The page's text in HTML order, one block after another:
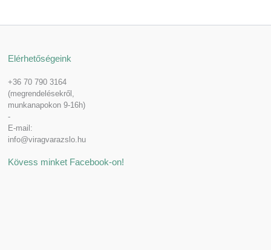
Elérhetőségeink
+36 70 790 3164
(megrendelésekről,
munkanapokon 9-16h)
-
E-mail:
info@viragvarazslo.hu
Kövess minket Facebook-on!